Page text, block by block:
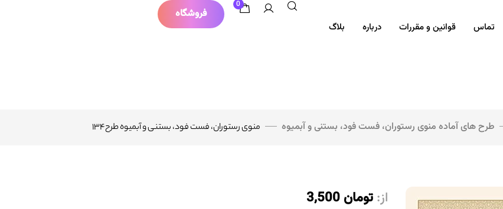
تماس قوانین و مقررات درباره بلاگ
0
فروشگاه
طرح های آماده منوی رستوران، فست فود، بستنی و آبمیوه منوی رستوران، فست فود، بستنی و آبمیوه طرح۱۳۴
از: تومان